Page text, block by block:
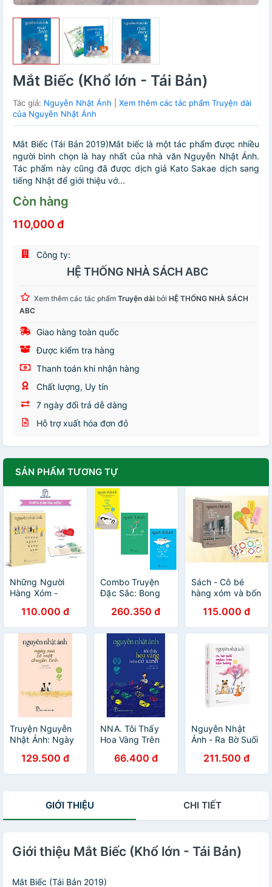
Mắt Biếc (Khổ lớn - Tái Bản)
Tác giả: Nguyễn Nhật Ánh
Xem thêm các tác phẩm Truyện dài
của Nguyễn Nhật Ánh
Mắt Biếc (Tái Bản 2019)Mắt biếc là một tác phẩm được nhiều
người bình chọn là hay nhất của nhà văn Nguyễn Nhật Ánh.
Tác phẩm này cũng đã được dịch giả Kato Sakae dịch sang
tiếng Nhật để giới thiệu vớ...
Còn hàng
110,000 đ
Công ty:
HỆ THỐNG NHÀ SÁCH ABC
Xem thêm các tác phẩm Truyện dài bởi HỆ THỐNG NHÀ SÁCH
ABC
Giao hàng toàn quốc
Được kiểm tra hàng
Thanh toán khi nhận hàng
Chất lượng, Uy tín
7 ngày đổi trả dễ dàng
Hỗ trợ xuất hóa đơn đỏ
SẢN PHẨM TƯƠNG TỰ
Những Người
Hàng Xóm -
Ánh110.000 đ
Combo Truyện
Đặc Sắc: Bong
Cảm Ơn Người
Lớn + Cho Tôi Xin
Một Vé Đi Tuổi
Thơ (Trọn bộ 3
cuốn sách của
Nguyễn Nhật
Ánh/ Tặng kèm
Bookmark Happy
Life)
260.350 đ
Sách - Cô bé
hàng xóm và bốn
Nguyễn Nhật
Ánh
115.000 đ
Truyện Nguyễn
Nhật Ánh: Ngày
Chuyện Tình
(Tặng Kèm
129.500 đ
NNA. Tôi Thấy
Hoa Vàng Trên
nhỏ) - 80.000
66.400 đ
Nguyễn Nhật
Ánh - Ra Bờ Suối
Hồng - Bìa Cứng
211.500 đ
GIỚI THIỆU CHI TIẾT
Giới thiệu Mắt Biếc (Khổ lớn - Tái Bản)
Mắt Biếc (Tái Bản 2019)